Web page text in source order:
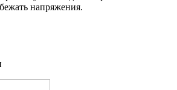
напряжения.